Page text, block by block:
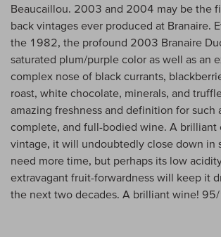
Beaucaillou. 2003 and 2004 may be the
back vintages ever produced at Branaire.
the 1982, the profound 2003 Branaire
saturated plum/purple color as well as an
complex nose of black currants,
roast, white chocolate, minerals, and
amazing freshness and definition for such
complete, and full-bodied wine. A brilliant
vintage, it will undoubtedly close down in
need more time, but perhaps its low
extravagant fruit-forwardness will keep it
the next two decades. A brilliant wine!